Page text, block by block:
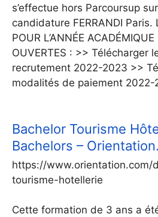
s’effectue hors Parcoursup
candidature FERRANDI Paris.
POUR L’ANNÉE
OUVERTES : >> Télécharger
recrutement 2022-2023 >>
modalités de paiement 2022-
Bachelor Tourisme
Bachelors –
https://www.orientation.com/
tourisme-hotellerie
Cette formation de 3 ans a